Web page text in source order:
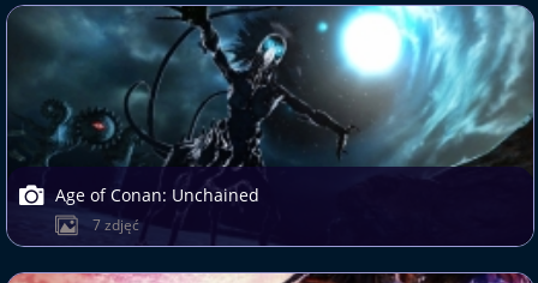
Age of Conan: Unchained
7 zdjęć